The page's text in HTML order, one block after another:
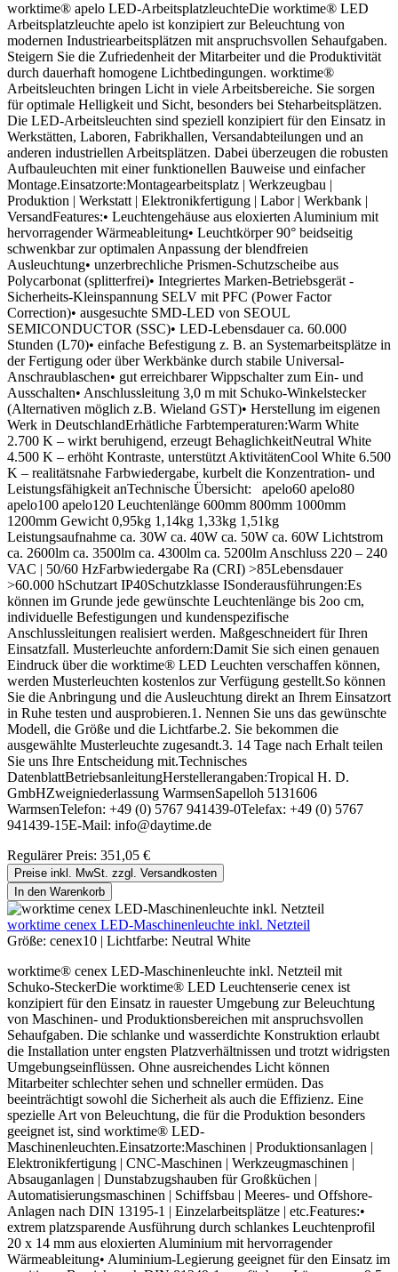
worktime® apelo LED-ArbeitsplatzleuchteDie worktime® LED
Arbeitsplatzleuchte apelo ist konzipiert zur Beleuchtung von
modernen Industriearbeitsplätzen mit anspruchsvollen Sehaufgaben.
Steigern Sie die Zufriedenheit der Mitarbeiter und die Produktivität
durch dauerhaft homogene Lichtbedingungen. worktime®
Arbeitsleuchten bringen Licht in viele Arbeitsbereiche. Sie sorgen
für optimale Helligkeit und Sicht, besonders bei Steharbeitsplätzen.
Die LED-Arbeitsleuchten sind speziell konzipiert für den Einsatz in
Werkstätten, Laboren, Fabrikhallen, Versandabteilungen und an
anderen industriellen Arbeitsplätzen. Dabei überzeugen die robusten
Aufbauleuchten mit einer funktionellen Bauweise und einfacher
Montage.Einsatzorte:Montagearbeitsplatz | Werkzeugbau |
Produktion | Werkstatt | Elektronikfertigung | Labor | Werkbank |
VersandFeatures:• Leuchtengehäuse aus eloxierten Aluminium mit
hervorragender Wärmeableitung• Leuchtkörper 90° beidseitig
schwenkbar zur optimalen Anpassung der blendfreien
Ausleuchtung• unzerbrechliche Prismen-Schutzscheibe aus
Polycarbonat (splitterfrei)• Integriertes Marken-Betriebsgerät -
Sicherheits-Kleinspannung SELV mit PFC (Power Factor
Correction)• ausgesuchte SMD-LED von SEOUL
SEMICONDUCTOR (SSC)• LED-Lebensdauer ca. 60.000
Stunden (L70)• einfache Befestigung z. B. an Systemarbeitsplätze in
der Fertigung oder über Werkbänke durch stabile Universal-
Anschraublaschen• gut erreichbarer Wippschalter zum Ein- und
Ausschalten• Anschlussleitung 3,0 m mit Schuko-Winkelstecker
(Alternativen möglich z.B. Wieland GST)• Herstellung im eigenen
Werk in DeutschlandErhätliche Farbtemperaturen:Warm White
2.700 K – wirkt beruhigend, erzeugt BehaglichkeitNeutral White
4.500 K – erhöht Kontraste, unterstützt AktivitätenCool White 6.500
K – realitätsnahe Farbwiedergabe, kurbelt die Konzentration- und
Leistungsfähigkeit anTechnische Übersicht: apelo60 apelo80
apelo100 apelo120 Leuchtenlänge 600mm 800mm 1000mm
1200mm Gewicht 0,95kg 1,14kg 1,33kg 1,51kg
Leistungsaufnahme ca. 30W ca. 40W ca. 50W ca. 60W Lichtstrom
ca. 2600lm ca. 3500lm ca. 4300lm ca. 5200lm Anschluss 220 – 240
VAC | 50/60 HzFarbwiedergabe Ra (CRI) >85Lebensdauer
>60.000 hSchutzart IP40Schutzklasse ISonderausführungen:Es
können im Grunde jede gewünschte Leuchtenlänge bis 2oo cm,
individuelle Befestigungen und kundenspezifische
Anschlussleitungen realisiert werden. Maßgeschneidert für Ihren
Einsatzfall. Musterleuchte anfordern:Damit Sie sich einen genauen
Eindruck über die worktime® LED Leuchten verschaffen können,
werden Musterleuchten kostenlos zur Verfügung gestellt.So können
Sie die Anbringung und die Ausleuchtung direkt an Ihrem Einsatzort
in Ruhe testen und ausprobieren.1. Nennen Sie uns das gewünschte
Modell, die Größe und die Lichtfarbe.2. Sie bekommen die
ausgewählte Musterleuchte zugesandt.3. 14 Tage nach Erhalt teilen
Sie uns Ihre Entscheidung mit.Technisches
DatenblattBetriebsanleitungHerstellerangaben:Tropical H. D.
GmbHZweigniederlassung WarmsenSapelloh 5131606
WarmsenTelefon: +49 (0) 5767 941439-0Telefax: +49 (0) 5767
941439-15E-Mail: info@daytime.de
Regulärer Preis: 351,05 €
Preise inkl. MwSt. zzgl. Versandkosten
In den Warenkorb
worktime cenex LED-Maschinenleuchte inkl. Netzteil
Größe: cenex10 | Lichtfarbe: Neutral White
worktime® cenex LED-Maschinenleuchte inkl. Netzteil mit
Schuko-SteckerDie worktime® LED Leuchtenserie cenex ist
konzipiert für den Einsatz in rauester Umgebung zur Beleuchtung
von Maschinen- und Produktionsbereichen mit anspruchsvollen
Sehaufgaben. Die schlanke und wasserdichte Konstruktion erlaubt
die Installation unter engsten Platzverhältnissen und trotzt widrigsten
Umgebungseinflüssen. Ohne ausreichendes Licht können
Mitarbeiter schlechter sehen und schneller ermüden. Das
beeinträchtigt sowohl die Sicherheit als auch die Effizienz. Eine
spezielle Art von Beleuchtung, die für die Produktion besonders
geeignet ist, sind worktime® LED-
Maschinenleuchten.Einsatzorte:Maschinen | Produktionsanlagen |
Elektronikfertigung | CNC-Maschinen | Werkzeugmaschinen |
Absauganlagen | Dunstabzugshauben für Großküchen |
Automatisierungsmaschinen | Schiffsbau | Meeres- und Offshore-
Anlagen nach DIN 13195-1 | Einzelarbeitsplätze | etc.Features:•
extrem platzsparende Ausführung durch schlankes Leuchtenprofil
20 x 14 mm aus eloxierten Aluminium mit hervorragender
Wärmeableitung• Aluminium-Legierung geeignet für den Einsatz im